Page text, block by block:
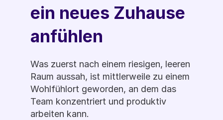
ein neues Zuhause
anfühlen
Was zuerst nach einem riesigen, leeren
Raum aussah, ist mittlerweile zu einem
Wohlfühlort geworden, an dem das
Team konzentriert und produktiv
arbeiten kann.